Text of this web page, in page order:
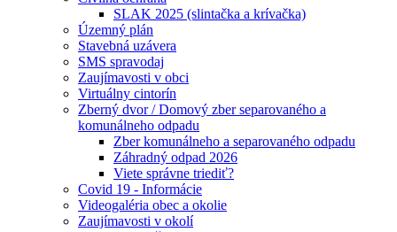
SLAK 2025 (slintačka a krívačka)
Územný plán
Stavebná uzávera
SMS spravodaj
Zaujímavosti v obci
Virtuálny cintorín
Zberný dvor / Domový zber separovaného a
komunálneho odpadu
Zber komunálneho a separovaného odpadu
Záhradný odpad 2026
Viete správne triediť?
Covid 19 - Informácie
Videogaléria obec a okolie
Zaujímavosti v okolí